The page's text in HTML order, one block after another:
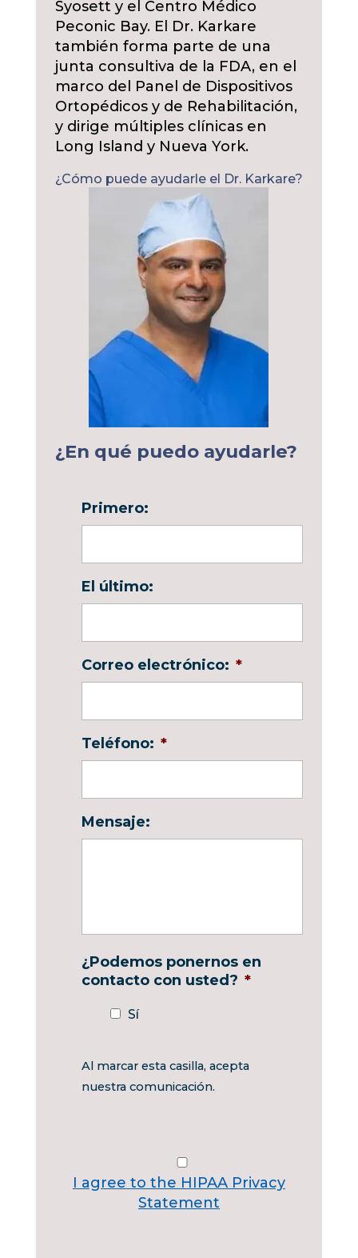
Syosett y el Centro Médico
Peconic Bay. El Dr. Karkare
también forma parte de una
junta consultiva de la FDA, en el
marco del Panel de Dispositivos
Ortopédicos y de Rehabilitación,
y dirige múltiples clínicas en
Long Island y Nueva York.
¿Cómo puede ayudarle el Dr. Karkare?
¿En qué puedo ayudarle?
Primero:
El último:
Correo electrónico: *
Teléfono: *
Mensaje:
¿Podemos ponernos en
contacto con usted? *
Sí
Al marcar esta casilla, acepta
nuestra comunicación.
I agree to the HIPAA Privacy Statement
I agree to the HIPAA Privacy
Statement